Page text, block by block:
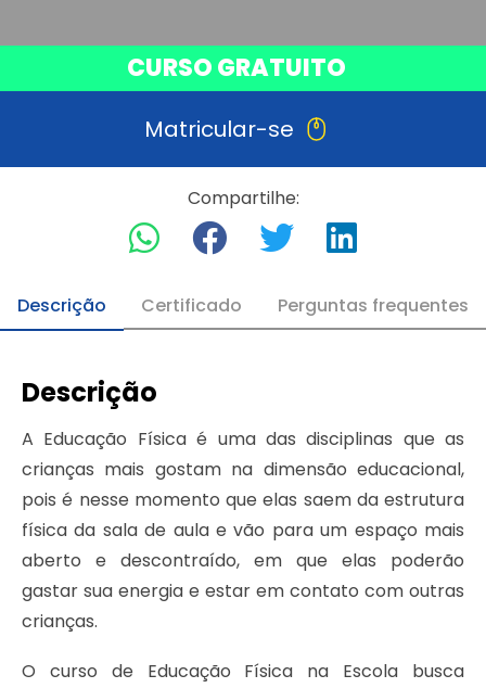
CURSO GRATUITO
Matricular-se
Compartilhe:
Descrição Certificado Perguntas frequentes
Descrição
A Educação Física é uma das disciplinas que as
crianças mais gostam na dimensão educacional,
pois é nesse momento que elas saem da estrutura
física da sala de aula e vão para um espaço mais
aberto e descontraído, em que elas poderão
gastar sua energia e estar em contato com outras
crianças.
O curso de Educação Física na Escola busca